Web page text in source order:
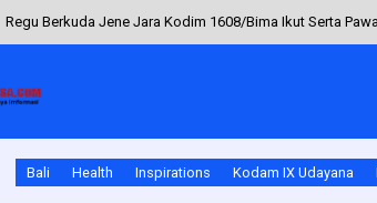
Regu Berkuda Jene Jara Kodim 1608/Bima Ikut Serta
Gelorakan Semangat Sportivitas Kapolres Bangli Buka
Bali Health Inspirations Kodam IX Udayana